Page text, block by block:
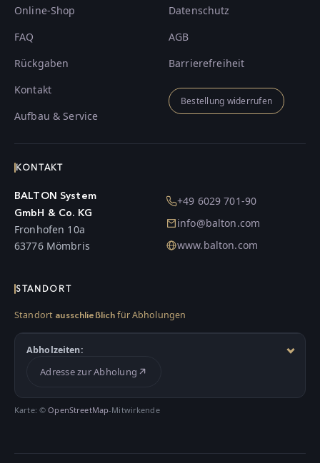
Online-Shop
FAQ
Rückgaben
Kontakt
Aufbau & Service
Datenschutz
AGB
Barrierefreiheit
Bestellung widerrufen
KONTAKT
BALTON System
GmbH & Co. KG
Fronhofen 10a
63776 Mömbris
+49 6029 701-90
info@balton.com
www.balton.com
STANDORT
Standort ausschließlich für Abholungen
Abholzeiten:
Adresse zur Abholung
Karte: ©OpenStreetMap-Mitwirkende